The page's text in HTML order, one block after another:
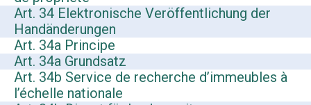
Art. 34 Elektronische Veröffentlichung der
Handänderungen
Art. 34a Principe
Art. 34a Grundsatz
Art. 34b Service de recherche d’immeubles à
l’échelle nationale